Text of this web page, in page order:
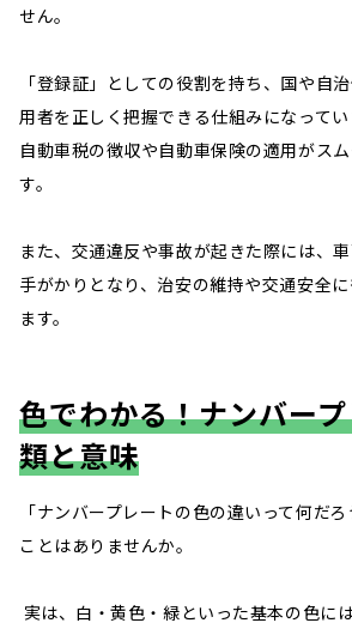
せん。
「登録証」としての役割を持ち、国や自
用者を正しく把握できる仕組みになってい
自動車税の徴収や自動車保険の適用がス
す。
また、交通違反や事故が起きた際には、
手がかりとなり、治安の維持や交通安全
ます。
色でわかる！ナンバー
類と意味
「ナンバープレートの色の違いって何だ
ことはありませんか。
実は、白・黄色・緑といった基本の色に